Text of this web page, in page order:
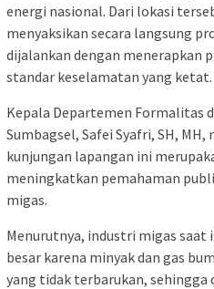
energi nasional. Dari lokasi
menyaksikan secara langsung
dijalankan dengan menerapkan
standar keselamatan yang ketat.
Kepala Departemen Formalitas
Sumbagsel, Safei Syafri, SH,
kunjungan lapangan ini
meningkatkan pemahaman
migas.
Menurutnya, industri migas
besar karena minyak dan gas
yang tidak terbarukan,